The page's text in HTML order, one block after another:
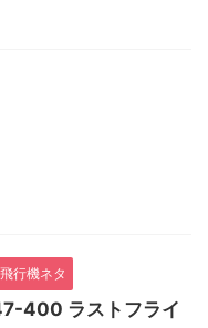
飛行機ネタ
400 ラストフライ